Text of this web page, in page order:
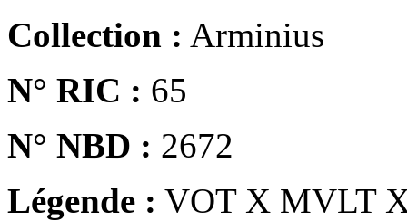
Collection : Arminius
N° RIC : 65
N° NBD : 2672
Légende : VOT X MVLT